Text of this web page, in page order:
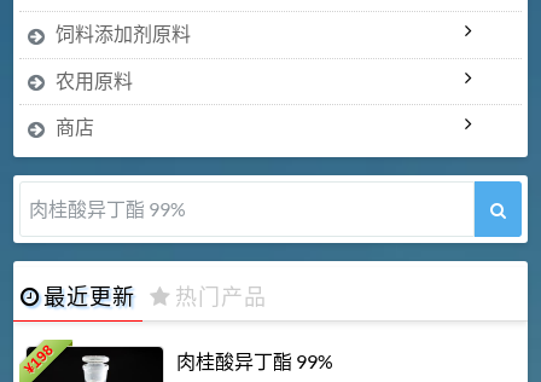
饲料添加剂原料
农用原料
商店
肉桂酸异丁酯 99%
最近更新 热门产品
¥
198 肉桂酸异丁酯 99%